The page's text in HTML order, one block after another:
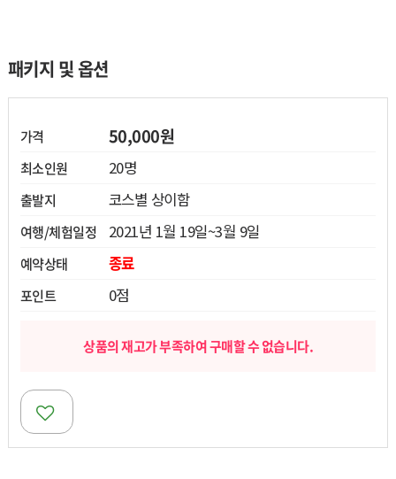
열기
열기
열기
패키지 및 옵션
가격 50,000원
최소인원 20명
출발지 코스별 상이함
여행/체험일정 2021년 1월 19일~3월 9일
예약상태 종료
포인트 0점
상품의 재고가 부족하여 구매할 수 없습니다.